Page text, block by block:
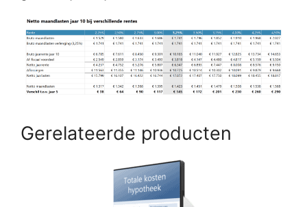
Gerelateerde producten